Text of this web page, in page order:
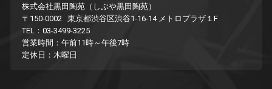
株式会社黒田陶苑（しぶや黒田陶苑）
〒150-0002 東京都渋谷区渋谷1-16-14 メトロプラザ１F
TEL：03-3499-3225
営業時間：午前11時～午後7時
定休日：木曜日